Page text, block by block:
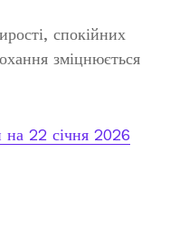
спокійних
зміцнюється
на 22 січня 2026